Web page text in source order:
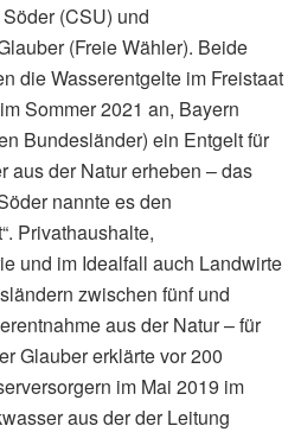
(CSU) und
(Freie Wähler). Beide
die Wasserentgelte im Freistaat
Sommer 2021 an, Bayern
Bundesländer) ein Entgelt für
aus der Natur erheben – das
nannte es den
Privathaushalte,
und im Idealfall auch Landwirte
zwischen fünf und
aus der Natur – für
Glauber erklärte vor 200
im Mai 2019 im
aus der der Leitung